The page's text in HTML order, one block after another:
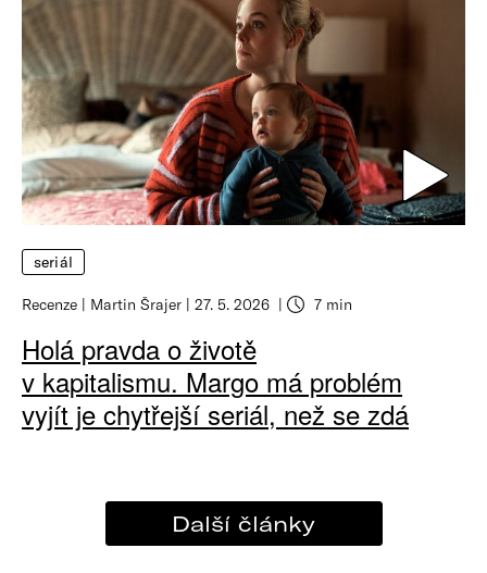
seriál
Recenze Martin Šrajer 27. 5. 2026 7 min
Holá pravda o životě
v kapitalismu. Margo má problém
vyjít je chytřejší seriál, než se zdá
Další články